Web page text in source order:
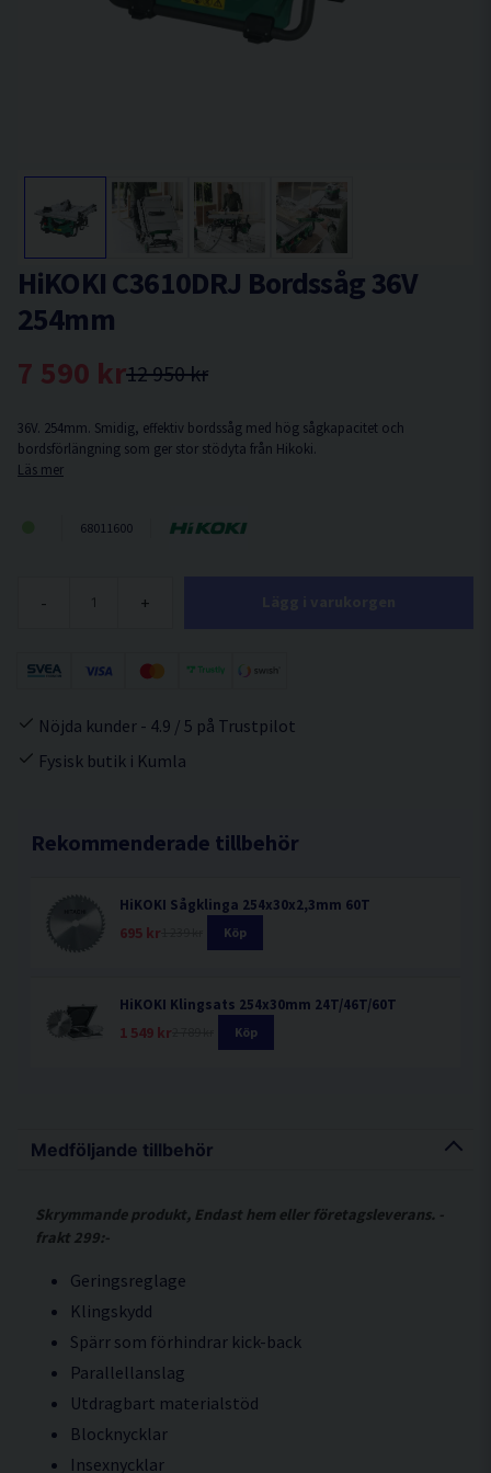
Medföljande tillbehör
Skrymmande produkt, Endast hem eller företagsleverans. -
frakt 299:-
Geringsreglage
Klingskydd
Spärr som förhindrar kick-back
Parallellanslag
Utdragbart materialstöd
Blocknycklar
Insexnycklar
HiKOKI C3610DRJ Bordssåg 36V
254mm
12 950 kr
7 590 kr
36V. 254mm. Smidig, effektiv bordssåg med hög sågkapacitet och
bordsförlängning som ger stor stödyta från Hikoki.
Läs mer
68011600
- +
Nöjda kunder - 4.9 / 5 på Trustpilot
Fysisk butik i Kumla
Rekommenderade tillbehör
HiKOKI Sågklinga 254x30x2,3mm 60T
695 kr Köp
HiKOKI Klingsats 254x30mm 24T/46T/60T
1 549 kr Köp